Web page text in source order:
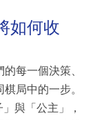
如何收
每一個決策、
局中的一步。
與「公主」，